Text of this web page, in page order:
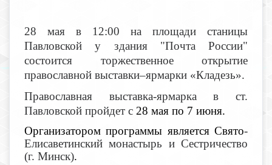
28 мая в 12:00 на площади станицы
Павловской у здания "Почта России"
состоится торжественное открытие
православной выставки–ярмарки «Кладезь».
Православная выставка-ярмарка в ст.
Павловской пройдет с 28 мая по 7 июня.
Организатором программы является Свято-
Елисаветинский монастырь и Сестричество
(г. Минск).